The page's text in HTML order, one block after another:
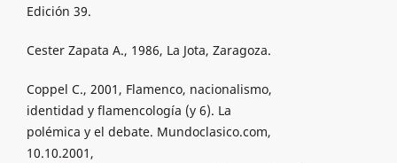
Edición 39.
Cester Zapata A., 1986, La Jota, Zaragoza.
Coppel C., 2001, Flamenco, nacionalismo,
identidad y flamencología (y 6). La
polémica y el debate. Mundoclasico.com,
10.10.2001,